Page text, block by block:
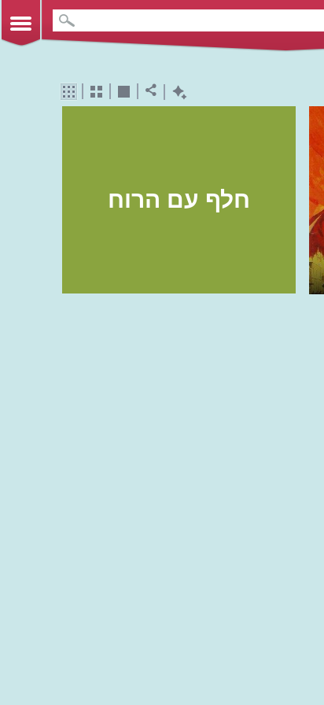
חלף עם הרוח